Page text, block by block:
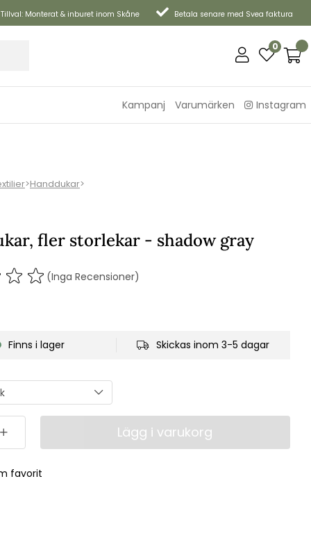
Tillval: Monterat & inburet inom Skåne Betala senare med Svea faktura
0
Kampanj Varumärken Instagram
>Handdukar>
fler storlekar - shadow gray
(Inga Recensioner)
Finns i lager Skickas inom 3-5 dagar
Lägg i varukorg
favorit